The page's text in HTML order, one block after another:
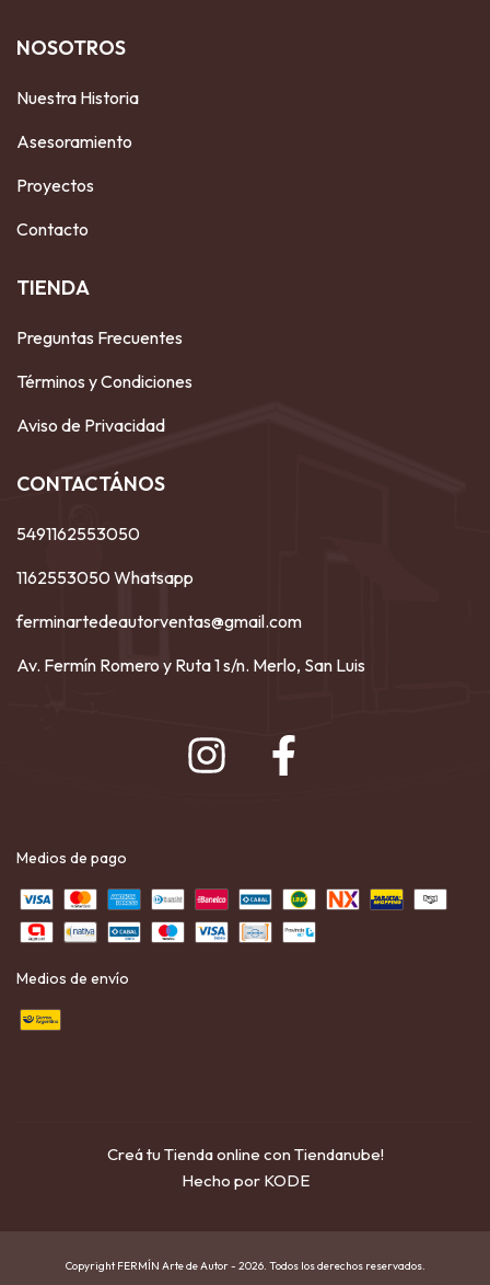
NOSOTROS
Nuestra Historia
Asesoramiento
Proyectos
Contacto
TIENDA
Preguntas Frecuentes
Términos y Condiciones
Aviso de Privacidad
CONTACTÁNOS
5491162553050
1162553050 Whatsapp
ferminartedeautorventas@gmail.com
Av. Fermín Romero y Ruta 1 s/n. Merlo, San Luis
Medios de pago
Medios de envío
Creá tu Tienda online con Tiendanube!
Hecho por KODE
Copyright FERMÍN Arte de Autor - 2026. Todos los derechos reservados.